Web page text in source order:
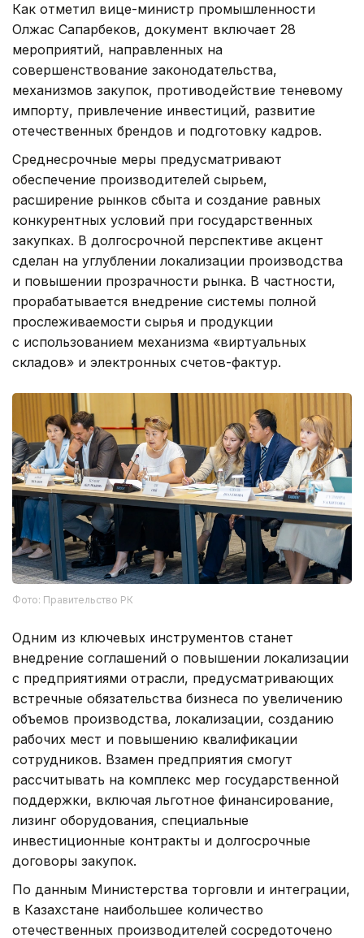
Как отметил вице-министр промышленности
Олжас Сапарбеков, документ включает 28
мероприятий, направленных на
совершенствование законодательства,
механизмов закупок, противодействие теневому
импорту, привлечение инвестиций, развитие
отечественных брендов и подготовку кадров.
Среднесрочные меры предусматривают
обеспечение производителей сырьем,
расширение рынков сбыта и создание равных
конкурентных условий при государственных
закупках. В долгосрочной перспективе акцент
сделан на углублении локализации производства
и повышении прозрачности рынка. В частности,
прорабатывается внедрение системы полной
прослеживаемости сырья и продукции
с использованием механизма «виртуальных
складов» и электронных счетов-фактур.
Фото: Правительство РК
Одним из ключевых инструментов станет
внедрение соглашений о повышении локализации
с предприятиями отрасли, предусматривающих
встречные обязательства бизнеса по увеличению
объемов производства, локализации, созданию
рабочих мест и повышению квалификации
сотрудников. Взамен предприятия смогут
рассчитывать на комплекс мер государственной
поддержки, включая льготное финансирование,
лизинг оборудования, специальные
инвестиционные контракты и долгосрочные
договоры закупок.
По данным Министерства торговли и интеграции,
в Казахстане наибольшее количество
отечественных производителей сосредоточено